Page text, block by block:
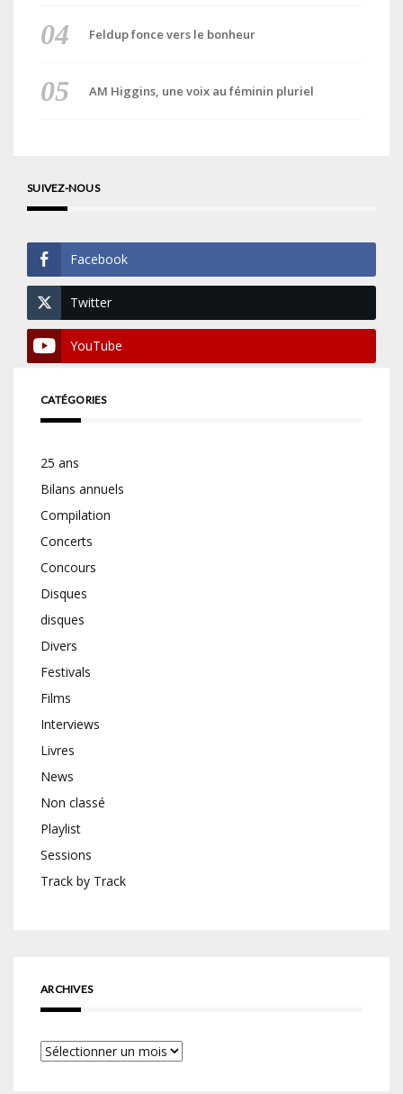
Feldup fonce vers le bonheur
AM Higgins, une voix au féminin pluriel
SUIVEZ-NOUS
Facebook
Twitter
YouTube
CATÉGORIES
25 ans
Bilans annuels
Compilation
Concerts
Concours
Disques
disques
Divers
Festivals
Films
Interviews
Livres
News
Non classé
Playlist
Sessions
Track by Track
ARCHIVES
Archives